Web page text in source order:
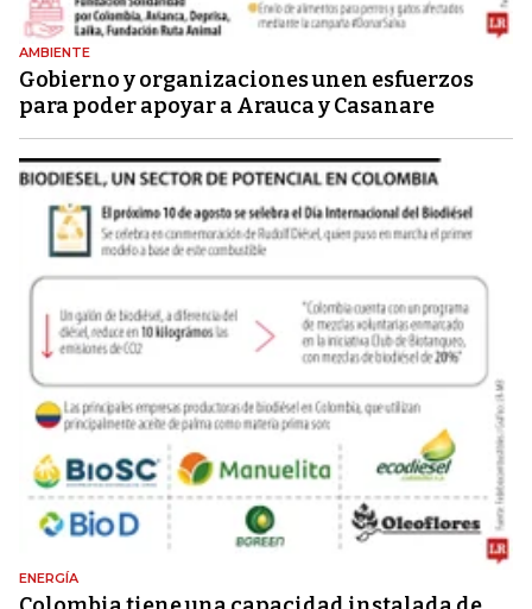
AMBIENTE
Gobierno y organizaciones unen esfuerzos
para poder apoyar a Arauca y Casanare
ENERGÍA